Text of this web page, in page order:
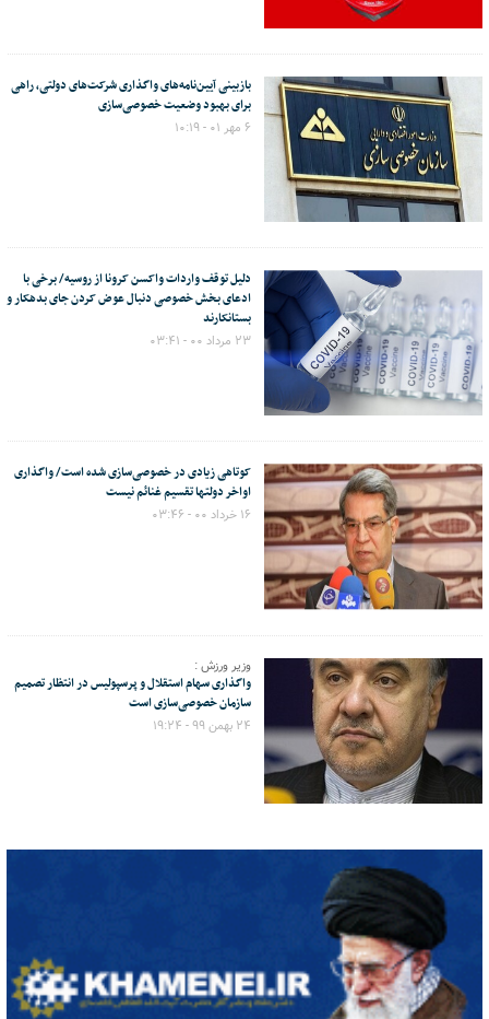
بازبینی آیین‌نامه‌های واگذاری شرکت‌های دولتی، راهی
برای بهبود وضعیت خصوصی‌سازی
۶ مهر ۰۱ - ۱۰:۱۹
دلیل توقف واردات واکسن کرونا از روسیه/ برخی با
ادعای بخش خصوصی دنبال عوض کردن جای بدهکار و
بستانکارند
۲۳ مرداد ۰۰ - ۰۳:۴۱
کوتاهی زیادی در خصوصی‌سازی شده است/ واگذاری
اواخر دولتها تقسیم غنائم نیست
۱۶ خرداد ۰۰ - ۰۳:۴۶
وزیر ورزش :
واگذاری سهام استقلال و پرسپولیس در انتظار تصمیم
سازمان خصوصی‌سازی است
۲۴ بهمن ۹۹ - ۱۹:۲۴